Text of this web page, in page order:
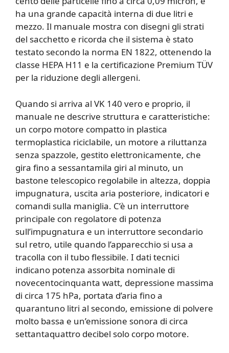
ha una grande capacità interna di due litri e
mezzo. Il manuale mostra con disegni gli strati
del sacchetto e ricorda che il sistema è stato
testato secondo la norma EN 1822, ottenendo la
classe HEPA H11 e la certificazione Premium TÜV
per la riduzione degli allergeni.
Quando si arriva al VK 140 vero e proprio, il
manuale ne descrive struttura e caratteristiche:
un corpo motore compatto in plastica
termoplastica riciclabile, un motore a riluttanza
senza spazzole, gestito elettronicamente, che
gira fino a sessantamila giri al minuto, un
bastone telescopico regolabile in altezza, doppia
impugnatura, uscita aria posteriore, indicatori e
comandi sulla maniglia. C’è un interruttore
principale con regolatore di potenza
sull’impugnatura e un interruttore secondario
sul retro, utile quando l’apparecchio si usa a
tracolla con il tubo flessibile. I dati tecnici
indicano potenza assorbita nominale di
novecentocinquanta watt, depressione massima
di circa 175 hPa, portata d’aria fino a
quarantuno litri al secondo, emissione di polvere
molto bassa e un’emissione sonora di circa
settantaquattro decibel solo corpo motore.